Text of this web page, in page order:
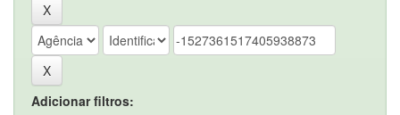
Adicionar filtros: